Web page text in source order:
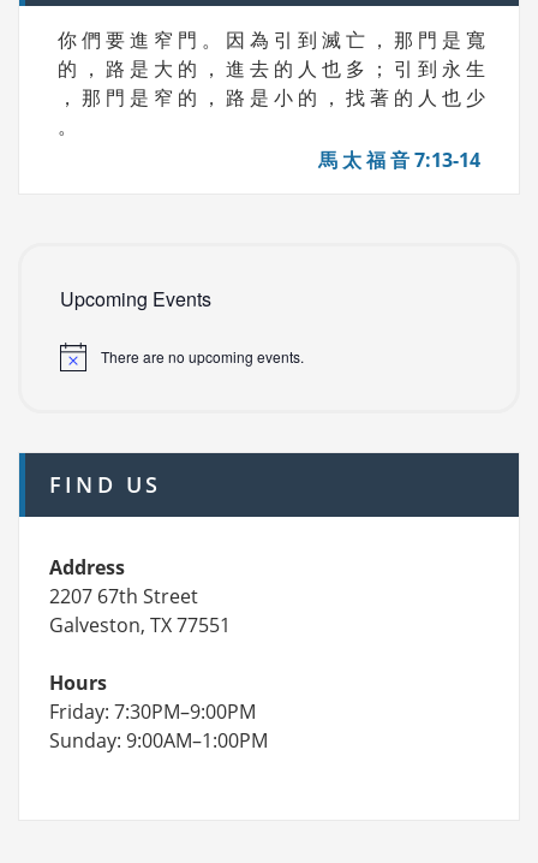
你 們 要 進 窄 門 。 因 為 引 到 滅 亡 ， 那 門 是 寬
的 ， 路 是 大 的 ， 進 去 的 人 也 多 ； 引 到 永 生
， 那 門 是 窄 的 ， 路 是 小 的 ， 找 著 的 人 也 少
。
馬 太 福 音 7:13-14
Upcoming Events
There are no upcoming events.
FIND US
Address
2207 67th Street
Galveston, TX 77551
Hours
Friday: 7:30PM–9:00PM
Sunday: 9:00AM–1:00PM